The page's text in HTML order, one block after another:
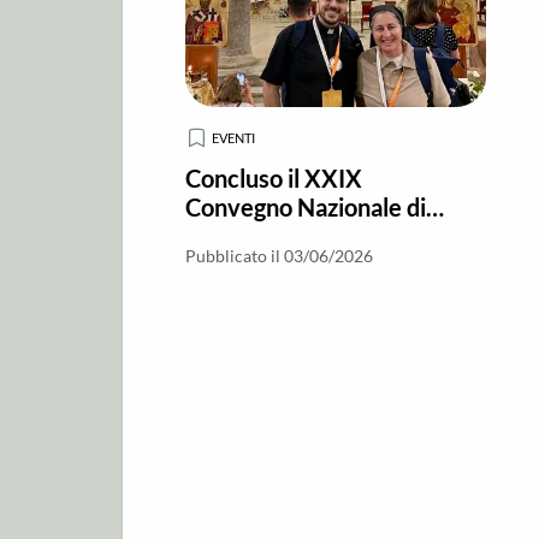
EVENTI
Concluso il XXIX
Convegno Nazionale di
Brindisi
Pubblicato il 03/06/2026